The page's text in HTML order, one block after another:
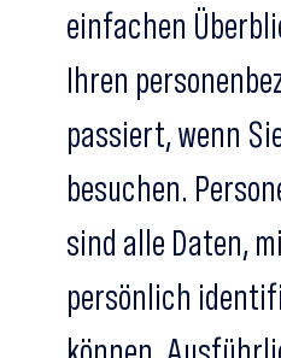
einfachen
Ihren
passiert, wenn
besuchen.
sind alle Daten,
persönlich